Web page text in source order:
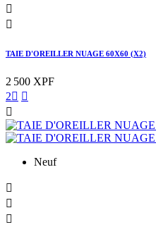


TAIE D'OREILLER NUAGE 60X60 (X2)
2 500 XPF
2 

Neuf


